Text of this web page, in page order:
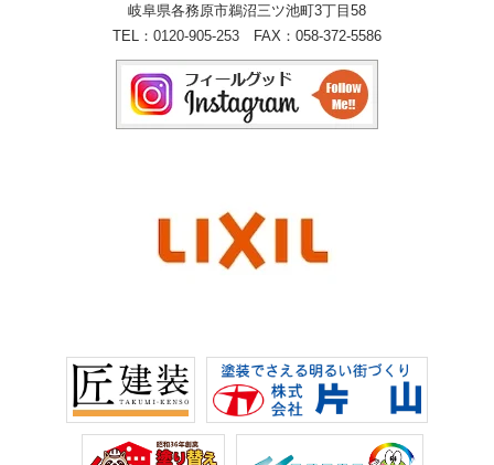
岐阜県各務原市鵜沼三ツ池町3丁目58
TEL： 0120-905-253 FAX：058-372-5586